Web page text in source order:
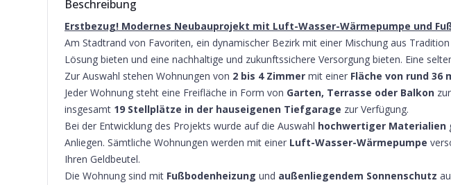
Beschreibung
Erstbezug! Modernes Neubauprojekt mit Luft-Wasser-Wärmepumpe und
Am Stadtrand von Favoriten, ein dynamischer Bezirk mit einer Mischung aus
Lösung bieten und eine nachhaltige und zukunftssichere Versorgung bieten. Eine
Zur Auswahl stehen Wohnungen von 2 bis 4 Zimmer mit einer Fläche von rund 36
Jeder Wohnung steht eine Freifläche in Form von Garten, Terrasse oder Balkon
insgesamt 19 Stellplätze in der hauseigenen Tiefgarage zur Verfügung.
Bei der Entwicklung des Projekts wurde auf die Auswahl hochwertiger Materialien
Anliegen. Sämtliche Wohnungen werden mit einer Luft-Wasser-Wärmepumpe
Ihren Geldbeutel.
Die Wohnung sind mit Fußbodenheizung und außenliegendem Sonnenschutz